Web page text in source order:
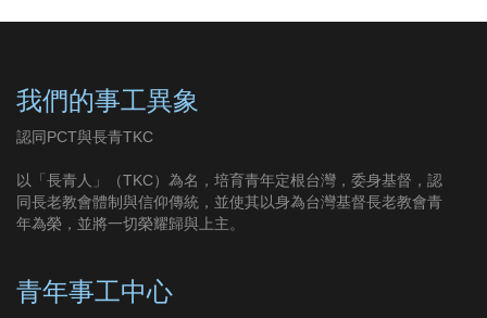
我們的事工異象
認同PCT與長青TKC
以「長青人」（TKC）為名，培育青年定根台灣，委身基督，認
同長老教會體制與信仰傳統，並使其以身為台灣基督長老教會青
年為榮，並將一切榮耀歸與上主。
青年事工中心